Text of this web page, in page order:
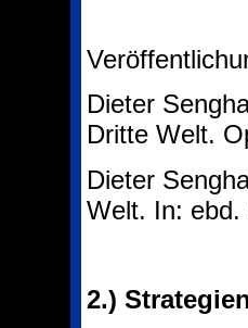
Dieter
Dritte Welt.
Dieter
Welt. In: ebd.
2.)